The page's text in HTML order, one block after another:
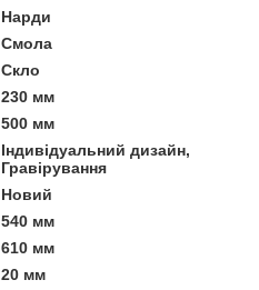
Нарди
Смола
Скло
230 мм
500 мм
Індивідуальний дизайн,
Гравірування
Новий
540 мм
610 мм
20 мм